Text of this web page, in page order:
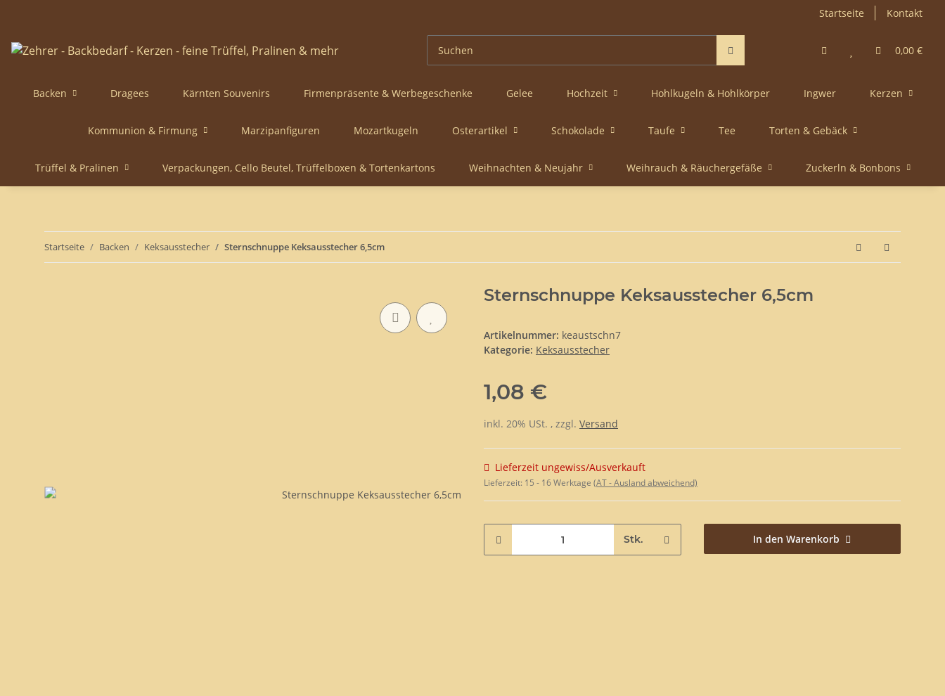
Startseite Kontakt
0,00 €
Backen Dragees Kärnten Souvenirs Firmenpräsente & Werbegeschenke Gelee Hochzeit Hohlkugeln & Hohlkörper Ingwer Kerzen
Kommunion & Firmung Marzipanfiguren Mozartkugeln Osterartikel Schokolade Taufe Tee Torten & Gebäck
Trüffel & Pralinen Verpackungen, Cello Beutel, Trüffelboxen & Tortenkartons Weihnachten & Neujahr Weihrauch & Räuchergefäße Zuckerln & Bonbons
Startseite Backen Keksausstecher Sternschnuppe Keksausstecher 6,5cm
Sternschnuppe Keksausstecher 6,5cm
Artikelnummer: keaustschn7
Kategorie: Keksausstecher
1,08 €
inkl. 20% USt. , zzgl. Versand
Lieferzeit ungewiss/Ausverkauft
Lieferzeit: 15 - 16 Werktage (AT - Ausland abweichend)
Stk. In den Warenkorb